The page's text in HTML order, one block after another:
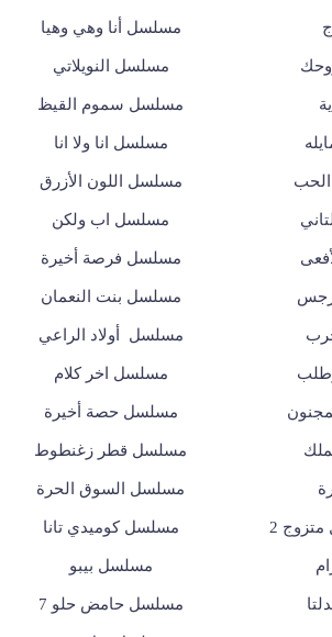
مسلسل أنا وهي وهيا
مسلسل النويلاتي
مسلسل سموم القيظ
مسلسل انا ولا انا
مسلسل اللون الأزرق
مسلسل اب ولكن
مسلسل فرصة أخيرة
مسلسل بنت النعمان
مسلسل أولاد الراعي
مسلسل اخر كلام
مسلسل حصة أخيرة
مسلسل قطر زغنطوط
مسلسل السوق الحرة
2 مسلسل كوميدي تانا
مسلسل بيبو
مسلسل حامض حلو 7